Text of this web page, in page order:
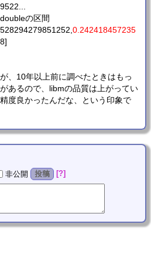
の区間
0.242418457235
、10年以上前に調べたときはもっ
あるので、libmの品質は上がってい
度良かったんだな、という印象で
非公開 投稿 ?